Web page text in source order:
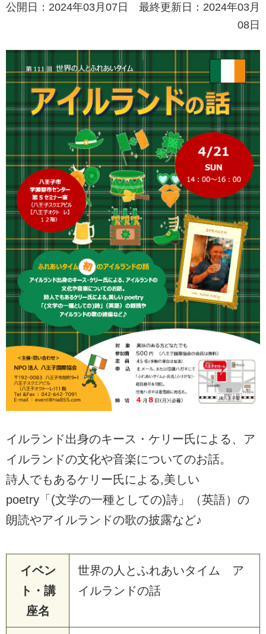
公開日：2024年03月07日 最終更新日：2024年03月
08日
イルランド出身のキース・ケリー氏による、ア
イルランドの文化や音楽についてのお話。
詩人でもあるケリー氏による,美しい
poetry「(文学の一種としての)詩」（英語）の
朗読やアイルランドの歌の披露など♪
イベン
ト・講
座名
世界の人とふれあいタイム ア
イルランドの話